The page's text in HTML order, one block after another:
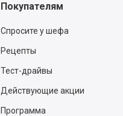
Покупателям
Спросите у шефа
Рецепты
Тест-драйвы
Действующие акции
Программа